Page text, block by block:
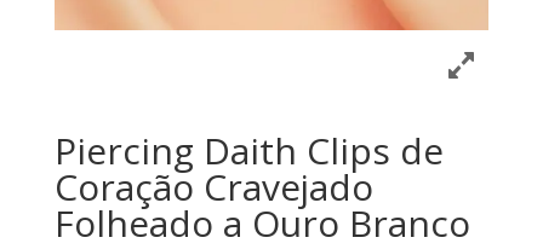
Piercing Daith Clips de
Coração Cravejado
Folheado a Ouro Branco